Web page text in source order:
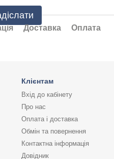
Доставка Оплата
Клієнтам
Вхід до кабінету
Про нас
Оплата і доставка
Обмін та повернення
Контактна інформація
Довідник